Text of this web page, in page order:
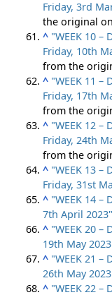
Friday, 3rd
the original
^ "WEEK 10 –
Friday, 10th
from the
^ "WEEK 11 –
Friday, 17th
from the
^ "WEEK 12 –
Friday, 24th
from the
^ "WEEK 13 –
Friday, 31st
^ "WEEK 14 –
7th April 2023"
^ "WEEK 20 –
19th May
^ "WEEK 21 –
26th May
^ "WEEK 22 –